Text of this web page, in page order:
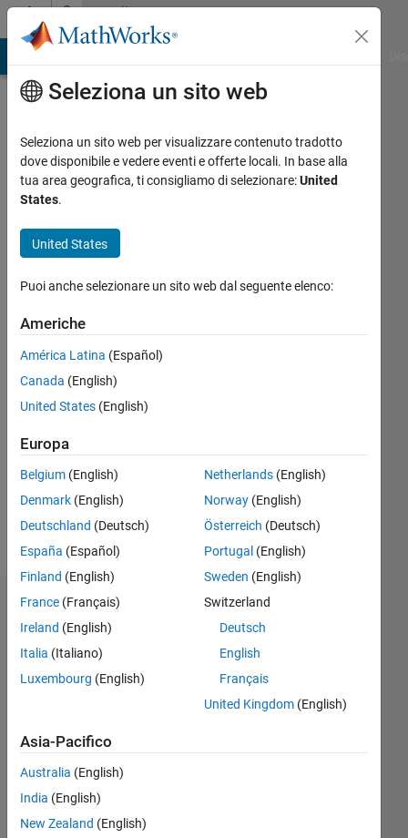
Vai al contenutoCommunity
Profile
Thiago
Cauzzo
cauzzo
Last
circa 5
Attivo
dal 2021
Following:
Follow
Dashboard
Statistica
M…
CONTRIBUTI L
1
Seleziona un sito web
Seleziona un sito web per visualizzare contenuto tradotto
dove disponibile e vedere eventi e offerte locali. In base alla
tua area geografica, ti consigliamo di selezionare:United
States.
United States
Puoi anche selezionare un sito web dal seguente elenco:
Americhe
América Latina (Español)
Canada (English)
United States (English)
Europa
Belgium (English)
Denmark (English)
Deutschland (Deutsch)
España (Español)
Finland (English)
France (Français)
Ireland (English)
Italia (Italiano)
Luxembourg (English)
Netherlands(English)
Norway(English)
Österreich (Deutsch)
Portugal (English)
Sweden (English)
Switzerland
Deutsch
English
Français
United Kingdom(English)
Asia-Pacifico
Australia (English)
India (English)
New Zealand (English)